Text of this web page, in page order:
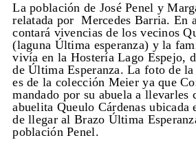
La población de José Penel y
relatada por Mercedes Barria. En
contará vivencias de los vecinos
(laguna Última esperanza) y la
vivía en la Hostería Lago Espejo,
de Última Esperanza. La foto de la
es de la colección Meier ya que
mandado por su abuela a llevarles
abuelita Queulo Cárdenas ubicada
de llegar al Brazo Última
población Penel.